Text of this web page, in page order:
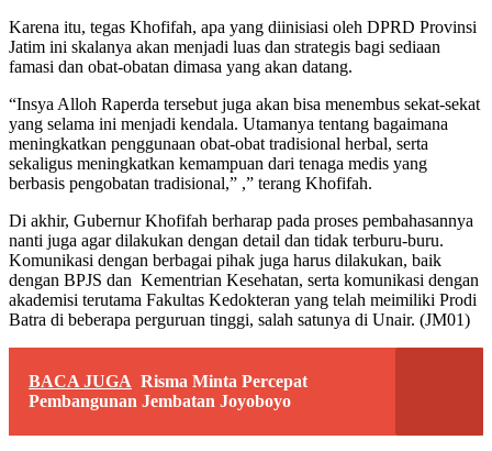
Karena itu, tegas Khofifah, apa yang diinisiasi oleh DPRD Provinsi
Jatim ini skalanya akan menjadi luas dan strategis bagi sediaan
famasi dan obat-obatan dimasa yang akan datang.
“Insya Alloh Raperda tersebut juga akan bisa menembus sekat-sekat
yang selama ini menjadi kendala. Utamanya tentang bagaimana
meningkatkan penggunaan obat-obat tradisional herbal, serta
sekaligus meningkatkan kemampuan dari tenaga medis yang
berbasis pengobatan tradisional,” ,” terang Khofifah.
Di akhir, Gubernur Khofifah berharap pada proses pembahasannya
nanti juga agar dilakukan dengan detail dan tidak terburu-buru.
Komunikasi dengan berbagai pihak juga harus dilakukan, baik
dengan BPJS dan Kementrian Kesehatan, serta komunikasi dengan
akademisi terutama Fakultas Kedokteran yang telah meimiliki Prodi
Batra di beberapa perguruan tinggi, salah satunya di Unair. (JM01)
BACA JUGA Risma Minta Percepat
Pembangunan Jembatan Joyoboyo